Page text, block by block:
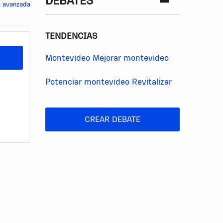
avanzada
TENDENCIAS
Montevideo Mejorar montevideo
Potenciar montevideo Revitalizar
CREAR DEBATE